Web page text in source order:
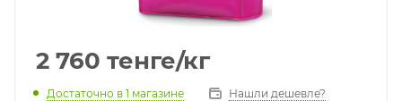
2 760 тенге/кг
Достаточно в 1 магазине Нашли дешевле?